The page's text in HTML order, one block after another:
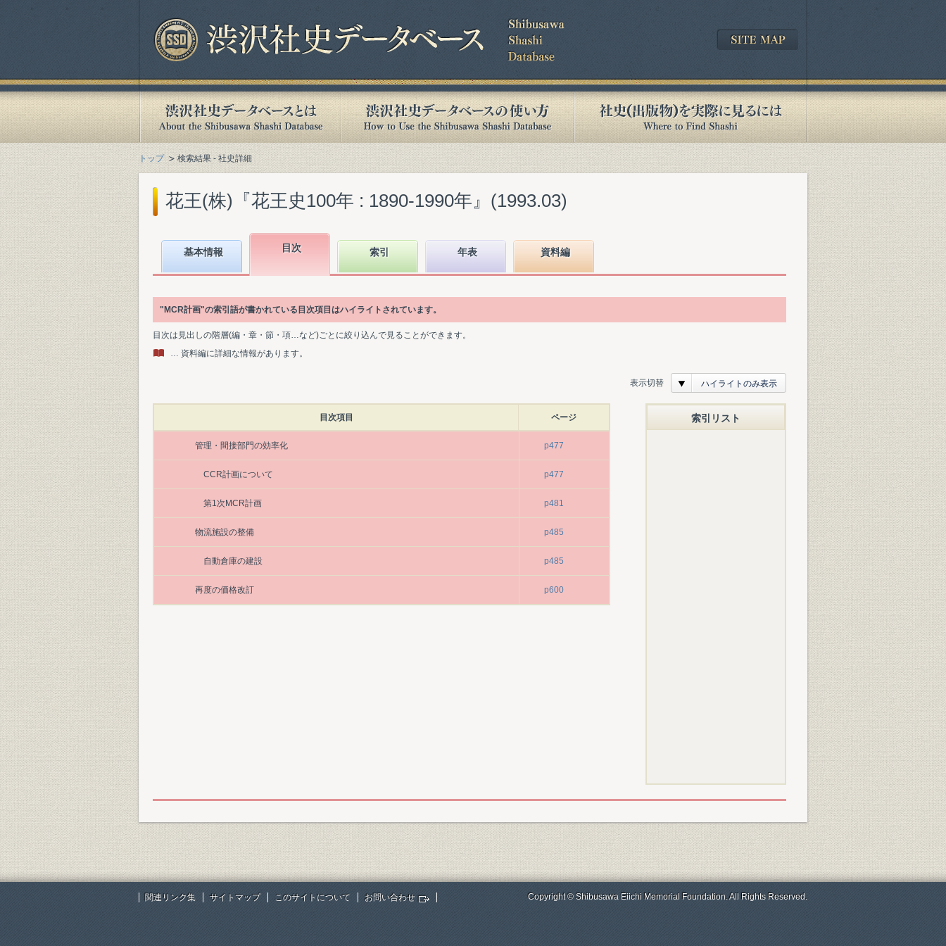
トップ 検索結果 - 社史詳細
花王(株)『花王史100年 : 1890-1990年』(1993.03)
基本情報 目次 索引 年表 資料編
"MCR計画"の索引語が書かれている目次項目はハイライトされています。
目次は見出しの階層(編・章・節・項…など)ごとに絞り込んで見ることができます。
… 資料編に詳細な情報があります。
表示切替 ハイライトのみ表示
目次項目 ページ
管理・間接部門の効率化 p477
CCR計画について p477
第1次MCR計画 p481
物流施設の整備 p485
自動倉庫の建設 p485
再度の価格改訂 p600
索引リスト
関連リンク集 サイトマップ このサイトについて お問い合わせ Copyright © Shibusawa Eiichi Memorial Foundation. All Rights Reserved.